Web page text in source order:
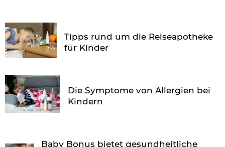
Tipps rund um die Reiseapotheke
für Kinder
Die Symptome von Allergien bei
Kindern
Baby Bonus bietet gesundheitliche